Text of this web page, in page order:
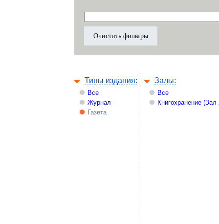
Типы издания:
Все
Журнал
Газета
Залы:
Все
Книгохранение